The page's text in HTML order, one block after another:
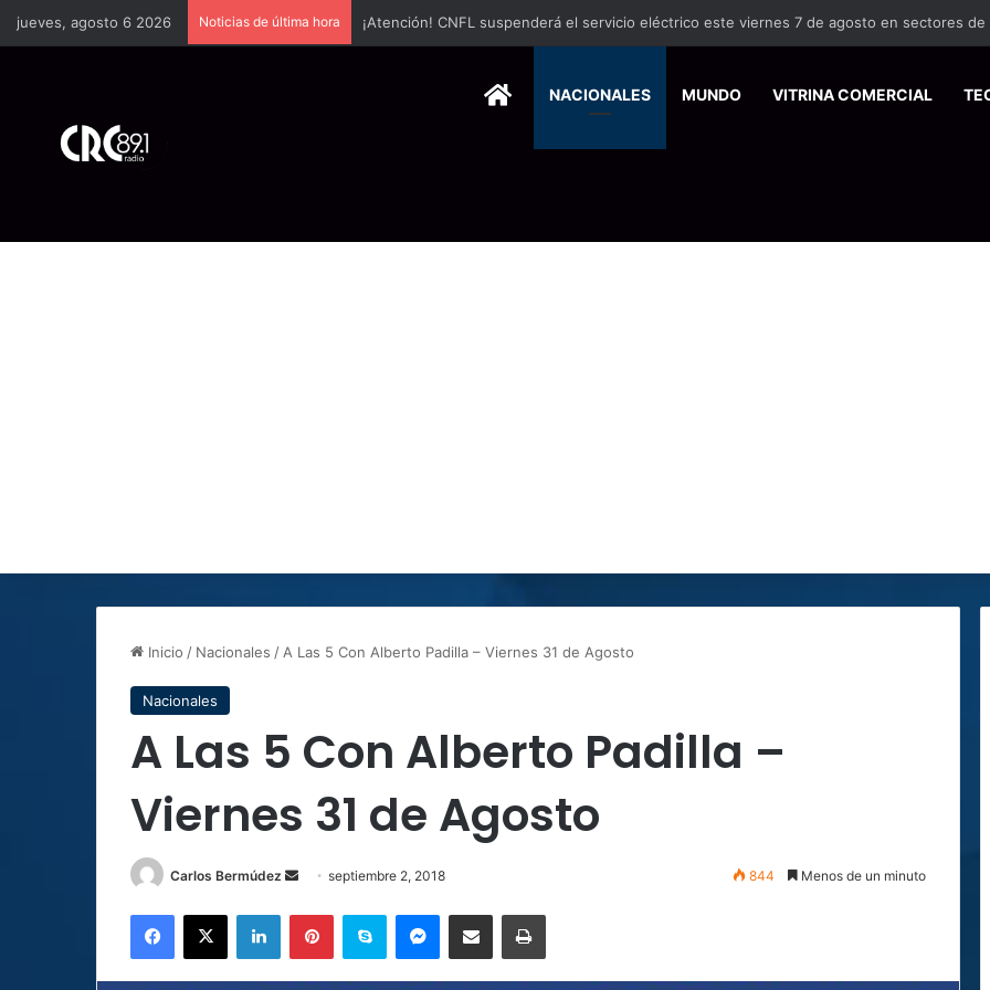
jueves, agosto 6 2026 Noticias de última hora
HOMENACIONALES MUNDO VITRINA COMERCIAL
Inicio / Nacionales / A Las 5 Con Alberto Padilla – Viernes 31 de Agosto
Nacionales
A Las 5 Con Alberto Padilla –
Viernes 31 de Agosto
Carlos Bermúdez
n
d
a
septiembre 2, 2018 844 Menos de un minuto